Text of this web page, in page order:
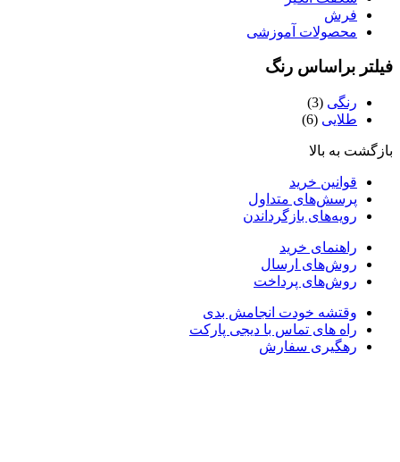
فرش
محصولات آموزشی
براساس رنگ
رنگی (3)
طلایی (6)
به بالا
قوانین خرید
پرسش‌های متداول
رویه‌های بازگرداندن
راهنمای خرید
روش‌های ارسال
روش‌های پرداخت
وقتشه خودت انجامش بدی
راه های تماس با دیجی پارکت
رهگیری سفارش